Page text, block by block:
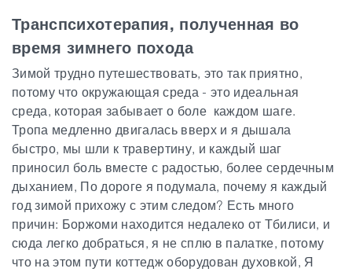
Транспсихотерапия, полученная во
время зимнего похода
Зимой трудно путешествовать, это так приятно,
потому что окружающая среда - это идеальная
среда, которая забывает о боле каждом шаге.
Тропа медленно двигалась вверх и я дышала
быстро, мы шли к травертину, и каждый шаг
приносил боль вместе с радостью, более сердечным
дыханием, По дороге я подумала, почему я каждый
год зимой прихожу с этим следом? Есть много
причин: Боржоми находится недалеко от Тбилиси, и
сюда легко добраться, я не сплю в палатке, потому
что на этом пути коттедж оборудован духовкой, Я